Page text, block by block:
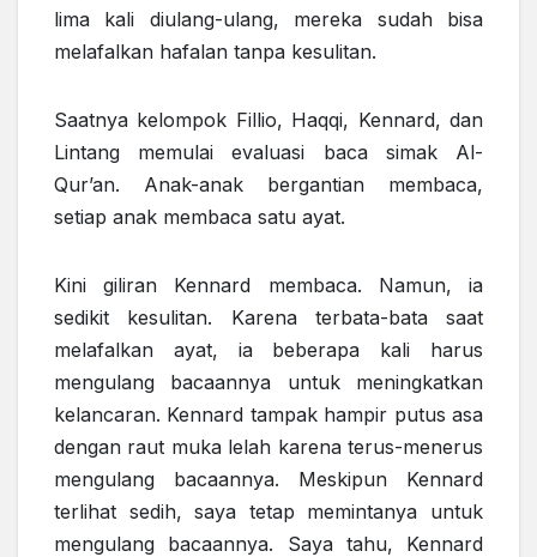
lima kali diulang-ulang, mereka sudah bisa
melafalkan hafalan tanpa kesulitan.
Saatnya kelompok Fillio, Haqqi, Kennard, dan
Lintang memulai evaluasi baca simak Al-
Qur’an. Anak-anak bergantian membaca,
setiap anak membaca satu ayat.
Kini giliran Kennard membaca. Namun, ia
sedikit kesulitan. Karena terbata-bata saat
melafalkan ayat, ia beberapa kali harus
mengulang bacaannya untuk meningkatkan
kelancaran. Kennard tampak hampir putus asa
dengan raut muka lelah karena terus-menerus
mengulang bacaannya. Meskipun Kennard
terlihat sedih, saya tetap memintanya untuk
mengulang bacaannya. Saya tahu, Kennard